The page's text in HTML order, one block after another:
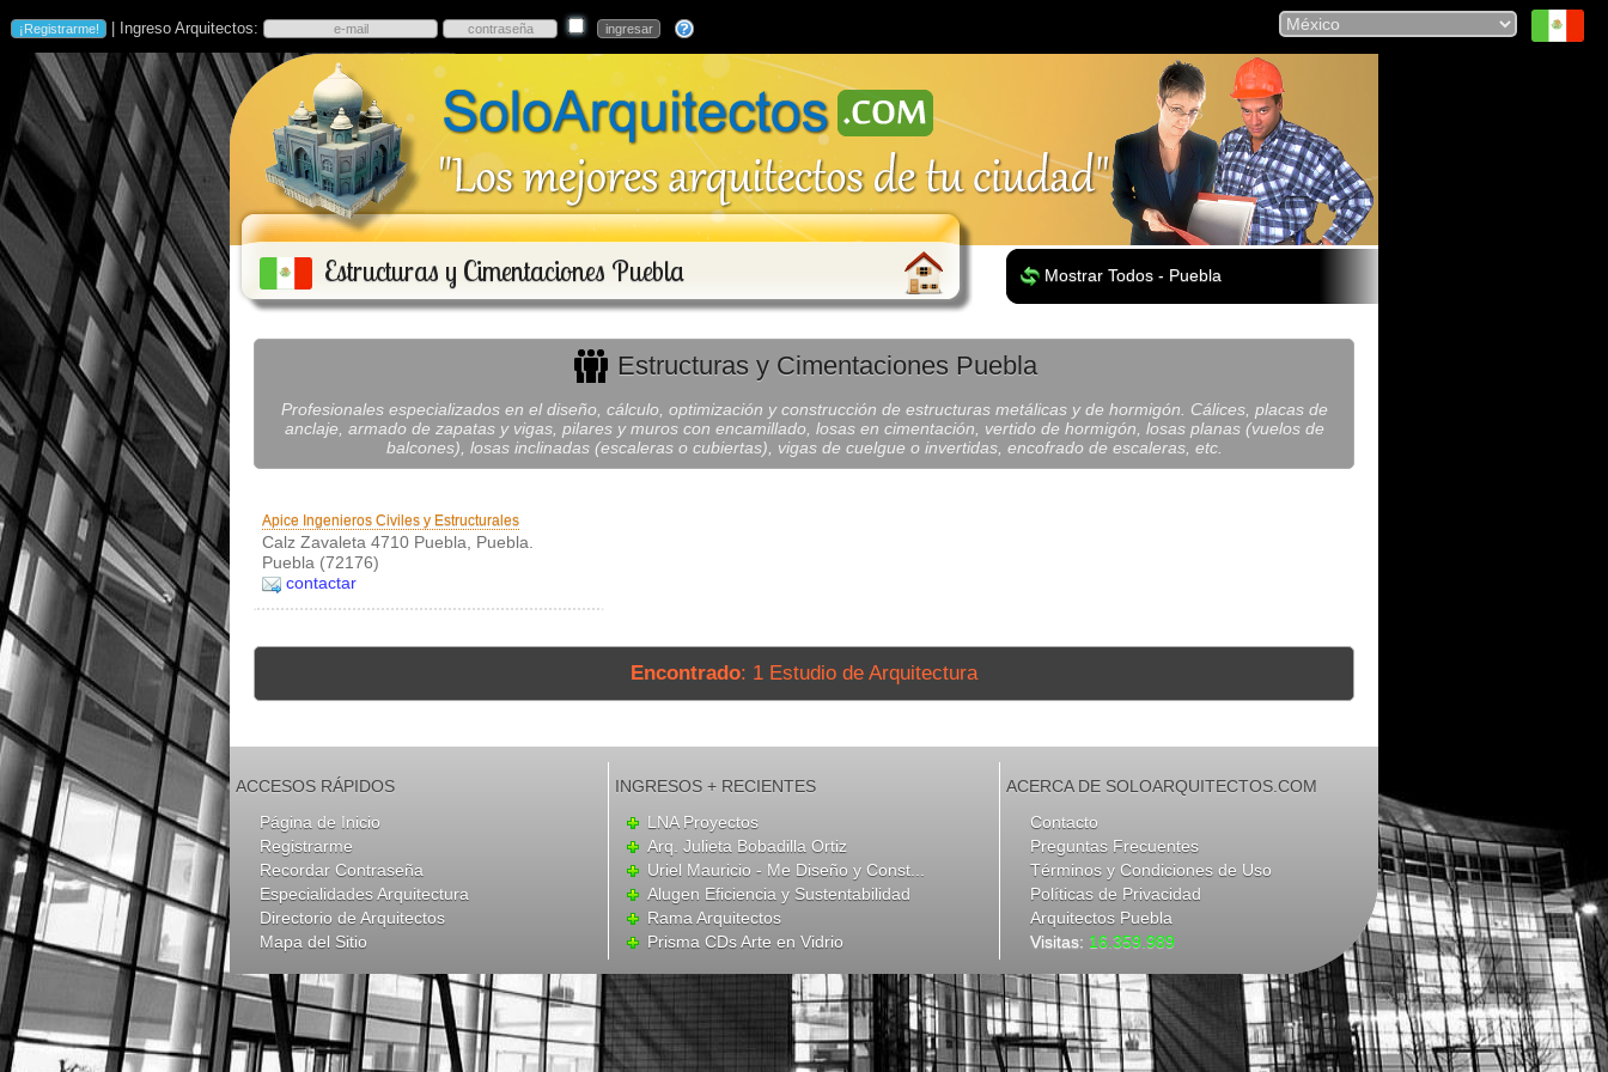
| Ingreso Arquitectos:
Estructuras y Cimentaciones Puebla Mostrar Todos - Puebla
Estructuras y Cimentaciones Puebla
Profesionales especializados en el diseño, cálculo, optimización y construcción de estructuras metálicas y de hormigón. Cálices, placas de
anclaje, armado de zapatas y vigas, pilares y muros con encamillado, losas en cimentación, vertido de hormigón, losas planas (vuelos de
balcones), losas inclinadas (escaleras o cubiertas), vigas de cuelgue o invertidas, encofrado de escaleras, etc.
Apice Ingenieros Civiles y Estructurales
Calz Zavaleta 4710 Puebla, Puebla.
Puebla (72176)
contactar
Encontrado: 1 Estudio de Arquitectura
ACCESOS RÁPIDOS
Página de Inicio
Registrarme
Recordar Contraseña
Especialidades Arquitectura
Directorio de Arquitectos
Mapa del Sitio
INGRESOS + RECIENTES
LNA Proyectos
Arq. Julieta Bobadilla Ortiz
Uriel Mauricio - Me Diseño y Const...
Alugen Eficiencia y Sustentabilidad
Rama Arquitectos
Prisma CDs Arte en Vidrio
ACERCA DE SOLOARQUITECTOS.COM
Contacto
Preguntas Frecuentes
Términos y Condiciones de Uso
Políticas de Privacidad
Arquitectos Puebla
Visitas: 16.359.989